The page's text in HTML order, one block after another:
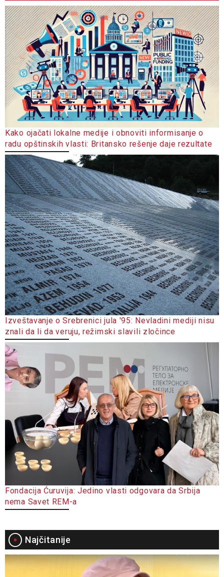
Kako ojačati lokalne medije i obnoviti informisanje o
radu opštinskih vlasti: Britansko rešenje daje rezultate
Izveštavanje o Srebrenici jula '95: Nevladini mediji nisu
znali da li da veruju, režimski slavili zločince
Fondacija Ćuruvija: Jedino vlasti odgovara da Srbija
nema Savet REM-a
Najčitanije